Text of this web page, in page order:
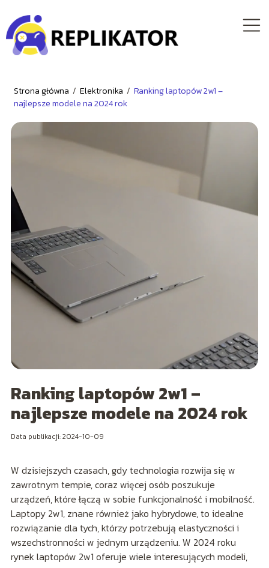
Strona główna / Elektronika / Ranking laptopów 2w1 –
najlepsze modele na 2024 rok
Ranking laptopów 2w1 –
najlepsze modele na 2024 rok
Data publikacji: 2024-10-09
W dzisiejszych czasach, gdy technologia rozwija się w
zawrotnym tempie, coraz więcej osób poszukuje
urządzeń, które łączą w sobie funkcjonalność i mobilność.
Laptopy 2w1, znane również jako hybrydowe, to idealne
rozwiązanie dla tych, którzy potrzebują elastyczności i
wszechstronności w jednym urządzeniu. W 2024 roku
rynek laptopów 2w1 oferuje wiele interesujących modeli,